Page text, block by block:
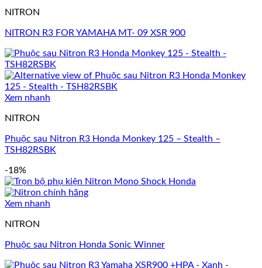
NITRON
NITRON R3 FOR YAMAHA MT- 09 XSR 900
Xem nhanh
NITRON
Phuộc sau Nitron R3 Honda Monkey 125 – Stealth –
TSH82RSBK
-18%
Xem nhanh
NITRON
Phuộc sau Nitron Honda Sonic Winner